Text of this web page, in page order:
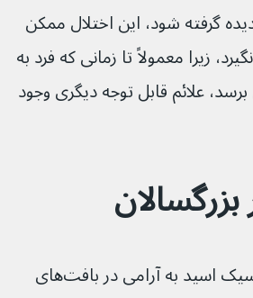
گرفته شود، این اختلال ممکن
زیرا معمولاً تا زمانی که فرد به
تا اوایل ۳۰ سالگی برسد، علائم قابل توجه دیگری وجود
در طی سالیان متمادی، هموجنتیسیک اسید به آرامی در بافت‌های